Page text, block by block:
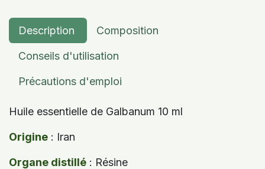
Description Composition
Conseils d'utilisation
Précautions d'emploi
Huile essentielle de Galbanum 10 ml
Origine : Iran
Organe distillé : Résine